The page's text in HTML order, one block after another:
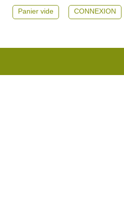
CONNEXION
Panier vide